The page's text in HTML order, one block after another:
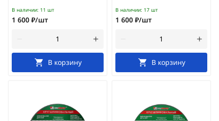
В наличии: 11 шт
1 600 ₽/шт
В корзину
В наличии: 17 шт
1 600 ₽/шт
В корзину